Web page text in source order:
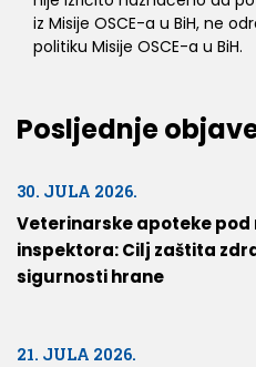
iz Misije OSCE-a u BiH, ne
politiku Misije OSCE-a u BiH.
Posljednje
30. JULA 2026.
Veterinarske apoteke
inspektora: Cilj zaštita
sigurnosti hrane
21. JULA 2026.